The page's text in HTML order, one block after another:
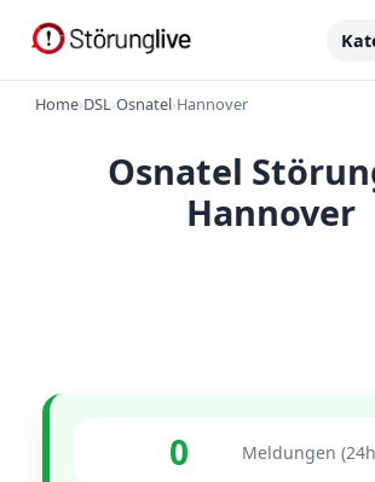
Home›DSL›Osnatel›Hannover
Osnatel
Hannover
0 Meldungen